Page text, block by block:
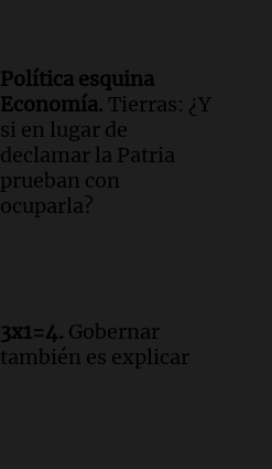
Política esquina
Economía. Tierras: ¿Y
si en lugar de
declamar la Patria
prueban con
ocuparla?
3x1=4. Gobernar
también es explicar